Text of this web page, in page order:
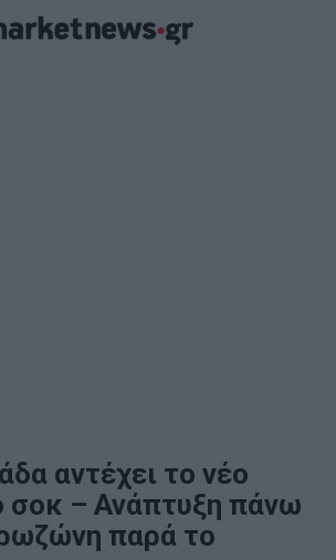
αντέχει το νέο
σοκ – Ανάπτυξη πάνω
παρά το